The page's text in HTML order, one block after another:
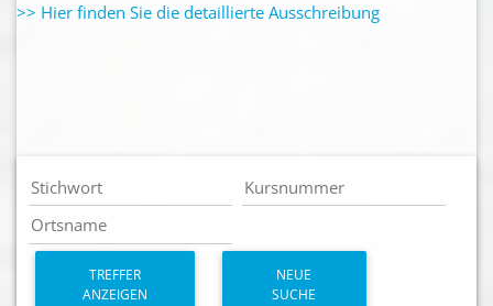
>> Hier finden Sie die detaillierte Ausschreibung
TREFFER
ANZEIGEN
NEUE
SUCHE